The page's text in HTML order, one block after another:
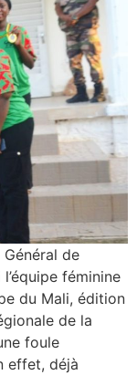
de
féminine
du Mali, édition
de la
foule
effet, déjà